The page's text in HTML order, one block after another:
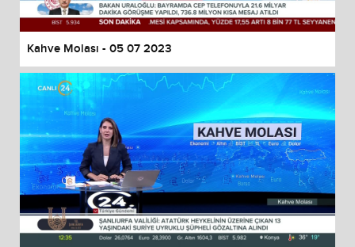
Kahve Molası - 05 07 2023